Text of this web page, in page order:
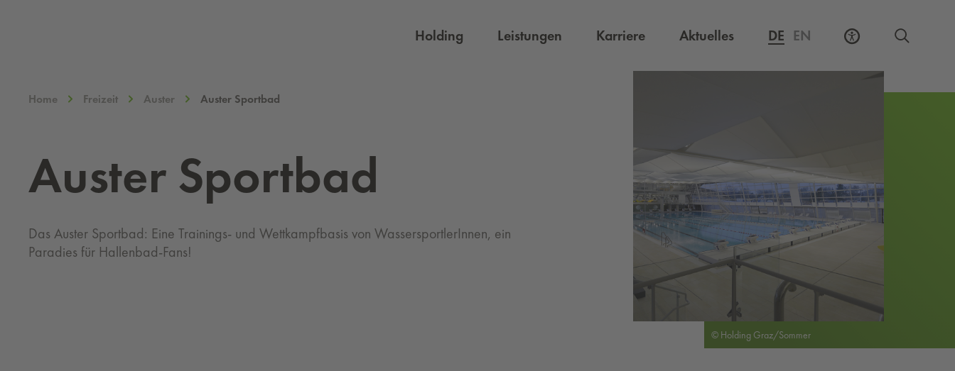
Holding Leistungen KarriereExterner Link, öffnet eine neue Registerkarte
Aktuelles DE EN
Home Freizeit Auster Auster Sportbad
Aus­ter Sport­bad
Das Auster Sportbad: Eine Trainings- und Wettkampfbasis von WassersportlerInnen, ein
Paradies für Hallenbad-Fans!
© Holding Graz/Sommer